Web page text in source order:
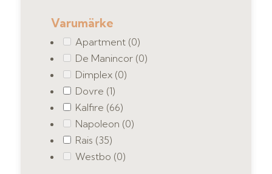
Varumärke
Apartment (0)
De Manincor (0)
Dimplex (0)
Dovre (1)
Kalfire (66)
Napoleon (0)
Rais (35)
Westbo (0)